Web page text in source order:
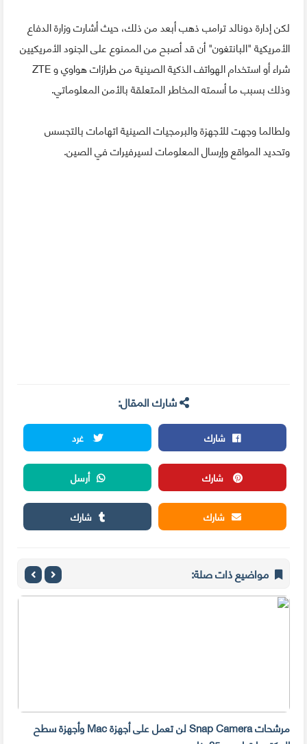
لكن إدارة دونالد ترامب ذهب أبعد من ذلك، حيث أشارت وزارة الدفاع
الأمريكية "البانتغون" أن قد أصبح من الممنوع على الجنود الأمريكيين
شراء أو استخدام الهواتف الذكية الصينية من طرازات هواوي و ZTE
وذلك بسبب ما أسمته المخاطر المتعلقة بالأمن المعلوماتي.
ولطالما وجهت للأجهزة والبرمجيات الصينية اتهامات بالتجسس
وتحديد المواقع وإرسال المعلومات لسيرفيرات في الصين.
شارك المقال:
شارك
غرد
شارك
أرسل
شارك
شارك
مواضيع ذات صلة:
مرشحات Snap Camera لن تعمل على أجهزة Mac وأجهزة سطح